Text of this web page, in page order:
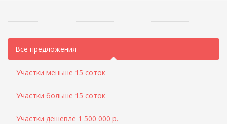
Все предложения
Участки меньше 15 соток
Участки больше 15 соток
Участки дешевле 1 500 000 р.